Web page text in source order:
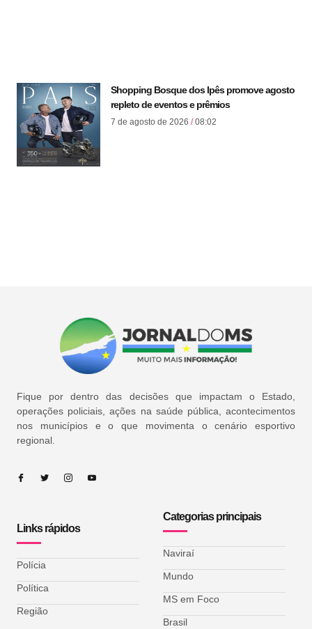
Shopping Bosque dos Ipês promove agosto
repleto de eventos e prêmios
7 de agosto de 2026 08:02
Fique por dentro das decisões que impactam o Estado,
operações policiais, ações na saúde pública, acontecimentos
nos municípios e o que movimenta o cenário esportivo
regional.
Links rápidos
Polícia
Política
Região
Categorias principais
Naviraí
Mundo
MS em Foco
Brasil